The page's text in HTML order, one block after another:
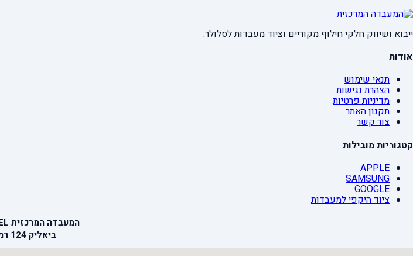
ייבוא ושיווק חלקי חילוף מקוריים וציוד מעבדות לסלולר.
אודות
תנאי שימוש
הצהרת נגישות
מדיניות פרטיות
תקנון האתר
צור קשר
קטגוריות מובילות
APPLE
SAMSUNG
GOOGLE
ציוד היקפי למעבדות
המעבדה המרכזית TAS ISRAEL
ביאליק 124 רמת גן